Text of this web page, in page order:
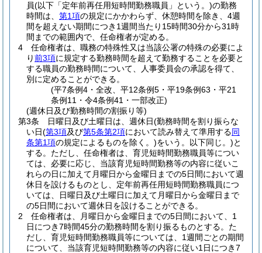
員(以下「定年前再任用短時間勤務職員」という。)の勤務
時間は、 第1項の規定にかかわらず、休憩時間を除き、4週
間を超えない期間につき1週間当たり15時間30分から31時
間までの範囲内で、任命権者が定める。
4
任命権者は、職務の特殊性又は当該公署の特殊の必要によ
り前3項に規定する勤務時間を超えて勤務することを必要と
する職員の勤務時間について、人事委員会の承認を得て、
別に定めることができる。
(平7条例4・全改、平12条例5・平19条例63・平21
条例11・令4条例41・一部改正)
(週休日及び勤務時間の割振り等)
第3条
日曜日及び土曜日は、週休日(勤務時間を割り振らな
い日(第3項及び第5条第2項において読み替えて準用する同
条第1項の規定によるものを除く。)をいう。以下同じ。)と
する。 ただし、任命権者は、育児短時間勤務職員等につい
ては、必要に応じ、当該育児短時間勤務等の内容に従いこ
れらの日に加えて月曜日から金曜日までの5日間において週
休日を設けるものとし、定年前再任用短時間勤務職員につ
いては、日曜日及び土曜日に加えて月曜日から金曜日まで
の5日間において週休日を設けることができる。
2
任命権者は、月曜日から金曜日までの5日間において、1
日につき7時間45分の勤務時間を割り振るものとする。 た
だし、育児短時間勤務職員等については、1週間ごとの期間
について、当該育児短時間勤務等の内容に従い1日につき7